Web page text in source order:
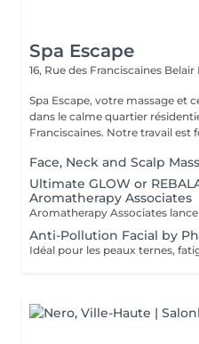
Spa Escape
16, Rue des Franciscaines Belair
Spa Escape, votre massage et
dans le calme quartier
Franciscaines. Notre travail est
Face, Neck and Scalp
Ultimate GLOW or
Aromatherapy Associates
Anti-Pollution Facial by